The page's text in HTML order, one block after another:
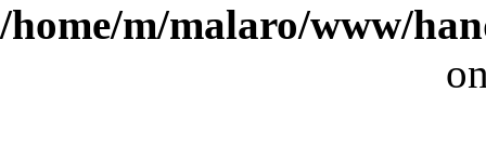
/home/m/malaro/www/